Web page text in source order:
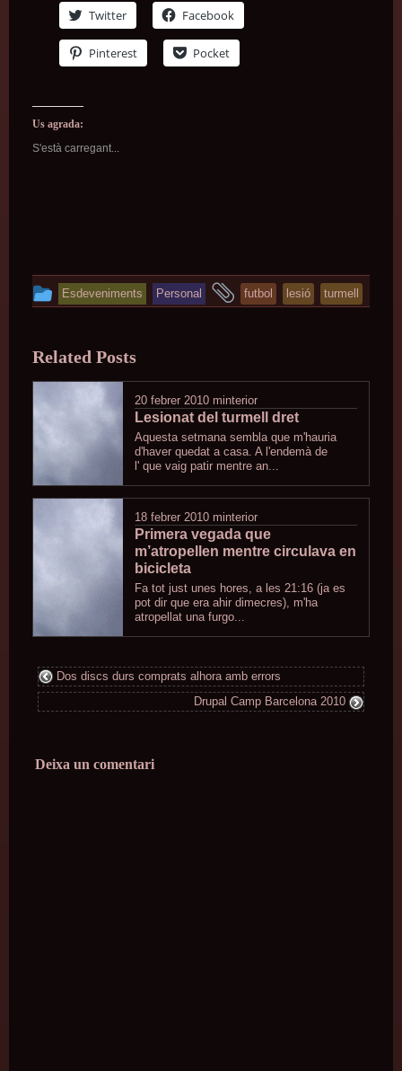
Twitter Facebook
Pinterest Pocket
Us agrada:
S'està carregant...
This
entry
posted
in
Esdeveniments Personal
and
futbol lesió turmell
Related Posts
20 febrer 2010 minterior
Lesionat del turmell dret
Aquesta setmana sembla que m'hauria
d'haver quedat a casa. A l'endemà de
l' que vaig patir mentre an...
18 febrer 2010 minterior
Primera vegada que
m’atropellen mentre circulava en
bicicleta
Fa tot just unes hores, a les 21:16 (ja es
pot dir que era ahir dimecres), m'ha
atropellat una furgo...
Dos discs durs comprats alhora amb errors
Drupal Camp Barcelona 2010
Deixa un comentari